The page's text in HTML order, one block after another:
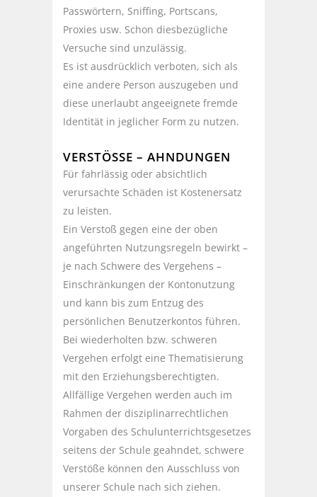
Passwörtern, Sniffing, Portscans,
Proxies usw. Schon diesbezügliche
Versuche sind unzulässig.
Es ist ausdrücklich verboten, sich als
eine andere Person auszugeben und
diese unerlaubt angeeignete fremde
Identität in jeglicher Form zu nutzen.
VERSTÖSSE – AHNDUNGEN
Für fahrlässig oder absichtlich
verursachte Schäden ist Kostenersatz
zu leisten.
Ein Verstoß gegen eine der oben
angeführten Nutzungsregeln bewirkt –
je nach Schwere des Vergehens –
Einschränkungen der Kontonutzung
und kann bis zum Entzug des
persönlichen Benutzerkontos führen.
Bei wiederholten bzw. schweren
Vergehen erfolgt eine Thematisierung
mit den Erziehungsberechtigten.
Allfällige Vergehen werden auch im
Rahmen der disziplinarrechtlichen
Vorgaben des Schulunterrichtsgesetzes
seitens der Schule geahndet, schwere
Verstöße können den Ausschluss von
unserer Schule nach sich ziehen.